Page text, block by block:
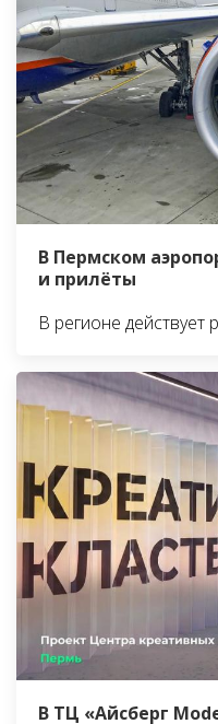
В Пермском
и прилёты
В регионе
В ТЦ «Айсберг